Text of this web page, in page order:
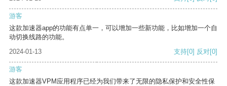
游客
这款加速器app的功能有点单一，可以增加一些新功能，比如增加一个自
动切换线路的功能。
2024-01-13
支持[0] 反对[0]
游客
这款加速器VPM应用程序已经为我们带来了无限的隐私保护和安全性保